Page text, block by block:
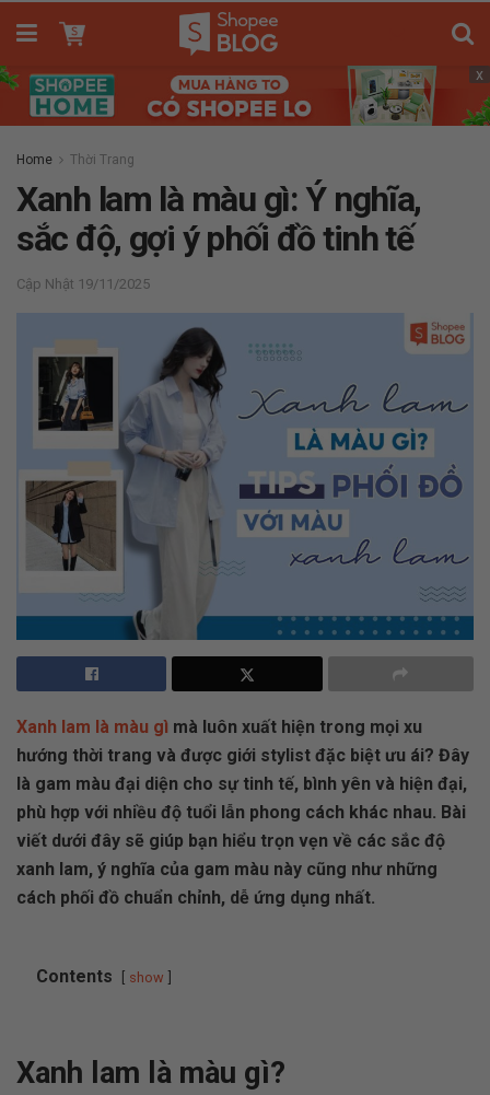
x
Home Thời Trang
Xanh lam là màu gì: Ý nghĩa,
sắc độ, gợi ý phối đồ tinh tế
19/11/2025
Xanh lam là màu gì mà luôn xuất hiện trong mọi xu
hướng thời trang và được giới stylist đặc biệt ưu ái? Đây
là gam màu đại diện cho sự tinh tế, bình yên và hiện đại,
phù hợp với nhiều độ tuổi lẫn phong cách khác nhau. Bài
viết dưới đây sẽ giúp bạn hiểu trọn vẹn về các sắc độ
xanh lam, ý nghĩa của gam màu này cũng như những
cách phối đồ chuẩn chỉnh, dễ ứng dụng nhất.
Contents show
Xanh lam là màu gì?